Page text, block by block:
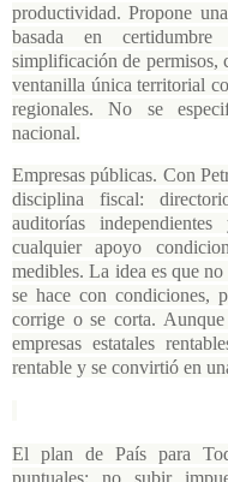
productividad. Propone
basada en
simplificación de permisos,
ventanilla única territorial
regionales. No se
nacional.
Empresas públicas. Con
disciplina fiscal:
auditorías
cualquier apoyo
medibles. La idea es que
se hace con condiciones,
corrige o se corta.
empresas estatales
rentable y se convirtió en
El plan de País para
puntuales: no subir